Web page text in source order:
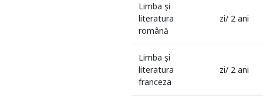
Limba şi
literatura
română
zi/ 2 ani
Limba şi
literatura
franceza
zi/ 2 ani